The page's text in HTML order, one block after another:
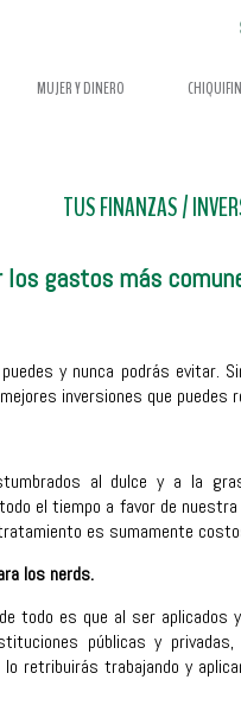
MUJER Y DINERO
TUS FINANZAS/
gastos más
y nunca podrás evitar.
inversiones que puedes
al dulce y a la
el tiempo a favor de
es sumamente
los nerds.
todo es que al ser
públicas y
retribuirás trabajando y